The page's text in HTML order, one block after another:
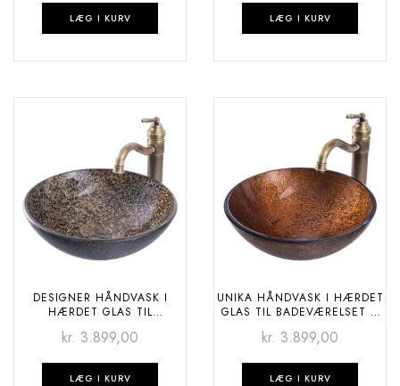
LÆG I KURV LÆG I KURV
DESIGNER HÅNDVASK I
HÆRDET GLAS TIL
kr. 3.899,00
LÆG I KURV
UNIKA HÅNDVASK I HÆRDET
GLAS TIL BADEVÆRELSET –
kr. 3.899,00
LÆG I KURV